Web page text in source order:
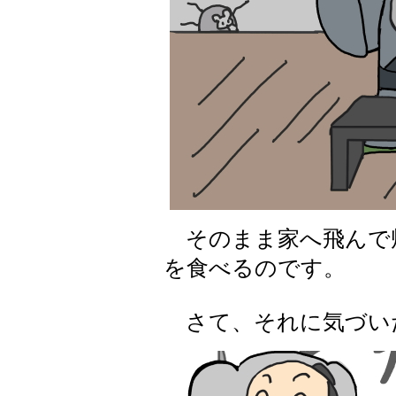
そのまま家へ飛んで
を食べるのです。
さて、それに気づい